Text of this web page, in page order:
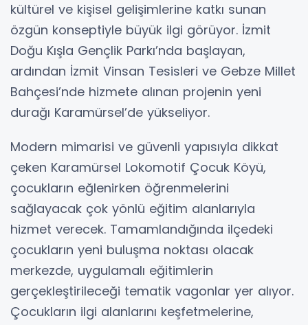
kültürel ve kişisel gelişimlerine katkı sunan
özgün konseptiyle büyük ilgi görüyor. İzmit
Doğu Kışla Gençlik Parkı’nda başlayan,
ardından İzmit Vinsan Tesisleri ve Gebze Millet
Bahçesi’nde hizmete alınan projenin yeni
durağı Karamürsel’de yükseliyor.
Modern mimarisi ve güvenli yapısıyla dikkat
çeken Karamürsel Lokomotif Çocuk Köyü,
çocukların eğlenirken öğrenmelerini
sağlayacak çok yönlü eğitim alanlarıyla
hizmet verecek. Tamamlandığında ilçedeki
çocukların yeni buluşma noktası olacak
merkezde, uygulamalı eğitimlerin
gerçekleştirileceği tematik vagonlar yer alıyor.
Çocukların ilgi alanlarını keşfetmelerine,